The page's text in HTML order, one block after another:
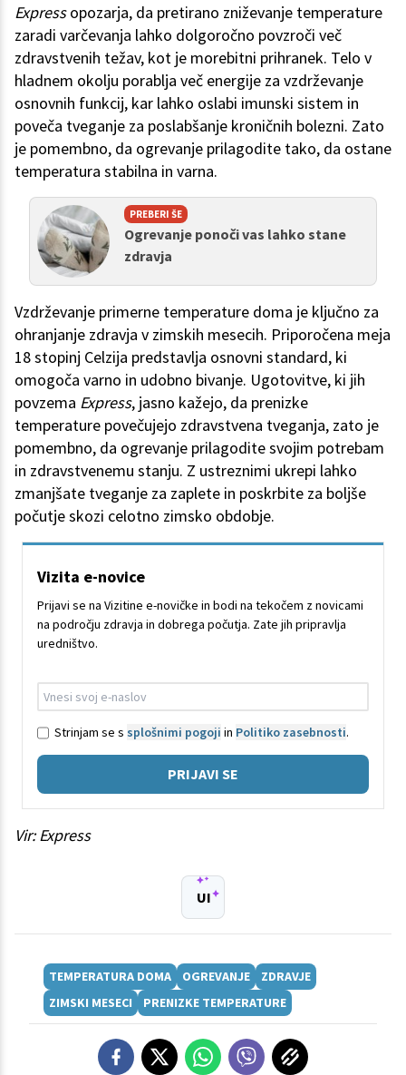
Expressopozarja, da pretirano zniževanje temperature
zaradi varčevanja lahko dolgoročno povzroči več
zdravstvenih težav, kot je morebitni prihranek. Telo v
hladnem okolju porablja več energije za vzdrževanje
osnovnih funkcij, kar lahko oslabi imunski sistem in
poveča tveganje za poslabšanje kroničnih bolezni. Zato
je pomembno, da ogrevanje prilagodite tako, da ostane
temperatura stabilna in varna.
PREBERI ŠE
Ogrevanje ponoči vas lahko stane
zdravja
Vzdrževanje primerne temperature doma je ključno za
ohranjanje zdravja v zimskih mesecih. Priporočena meja
18 stopinj Celzija predstavlja osnovni standard, ki
omogoča varno in udobno bivanje. Ugotovitve, ki jih
povzema Express, jasno kažejo, da prenizke
temperature povečujejo zdravstvena tveganja, zato je
pomembno, da ogrevanje prilagodite svojim potrebam
in zdravstvenemu stanju. Z ustreznimi ukrepi lahko
zmanjšate tveganje za zaplete in poskrbite za boljše
počutje skozi celotno zimsko obdobje.
Vizita e-novice
Prijavi se na Vizitine e-novičke in bodi na tekočem z novicami
na področju zdravja in dobrega počutja. Zate jih pripravlja
uredništvo.
Strinjam se s splošnimi pogoji in Politiko zasebnosti.
PRIJAVI SE
Vir: Express
UI
TEMPERATURA DOMA OGREVANJE
ZDRAVJE
ZIMSKI MESECI
PRENIZKE TEMPERATURE